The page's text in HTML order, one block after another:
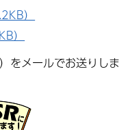
）
）
をメールでお送りしま